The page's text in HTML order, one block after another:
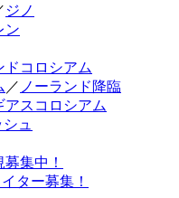
ジノ
ン
ドコロシアム
／ ノーランド降臨
アスコロシアム
ュ
集中！
ター募集！